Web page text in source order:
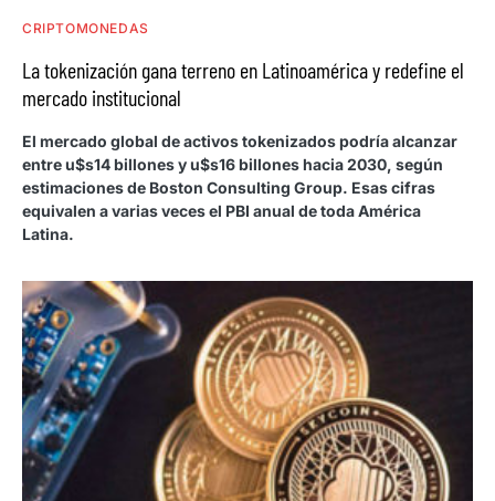
CRIPTOMONEDAS
La tokenización gana terreno en Latinoamérica y redefine el
mercado institucional
El mercado global de activos tokenizados podría alcanzar
entre u$s14 billones y u$s16 billones hacia 2030, según
estimaciones de Boston Consulting Group. Esas cifras
equivalen a varias veces el PBI anual de toda América
Latina.